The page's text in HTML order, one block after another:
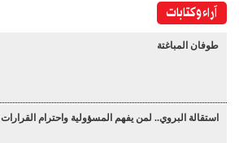
آراء وكتابات
طوفان المباغتة
استقالة البروي.. لمن يفهم المسؤولية واحترام القرارات